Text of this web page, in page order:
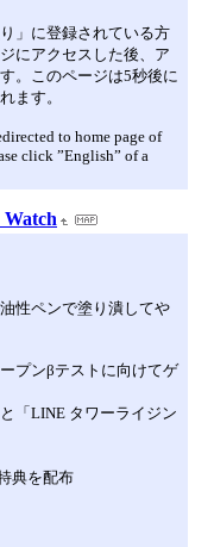
」に登録されている方
にアクセスした後、ア
。このページは5秒後に
ます。
to home page of
click ”English” of a
性ペンで塗り潰してや
ープンβテストに向けてゲ
「LINE タワーライジン
典を配布